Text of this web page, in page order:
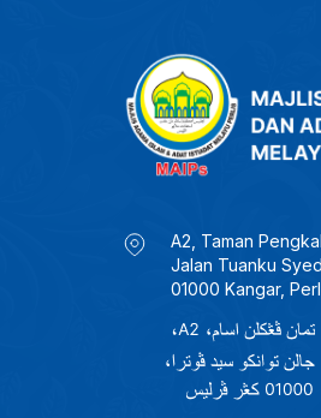
A2, Taman
Jalan Tuanku
01000 Kangar,